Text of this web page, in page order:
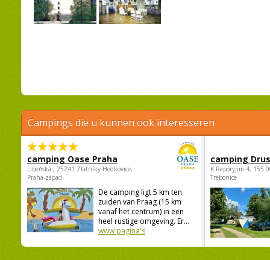
Campings die u kunnen ook interesseren
camping Oase Praha
Libeňská , 25241 Zlatníky-Hodkovice,
Praha-západ
De camping ligt 5 km ten
zuiden van Praag (15 km
vanaf het centrum) in een
heel rustige omgeving. Er...
www pagina's
camping
K Reporyjim 4, 155
Trebonice